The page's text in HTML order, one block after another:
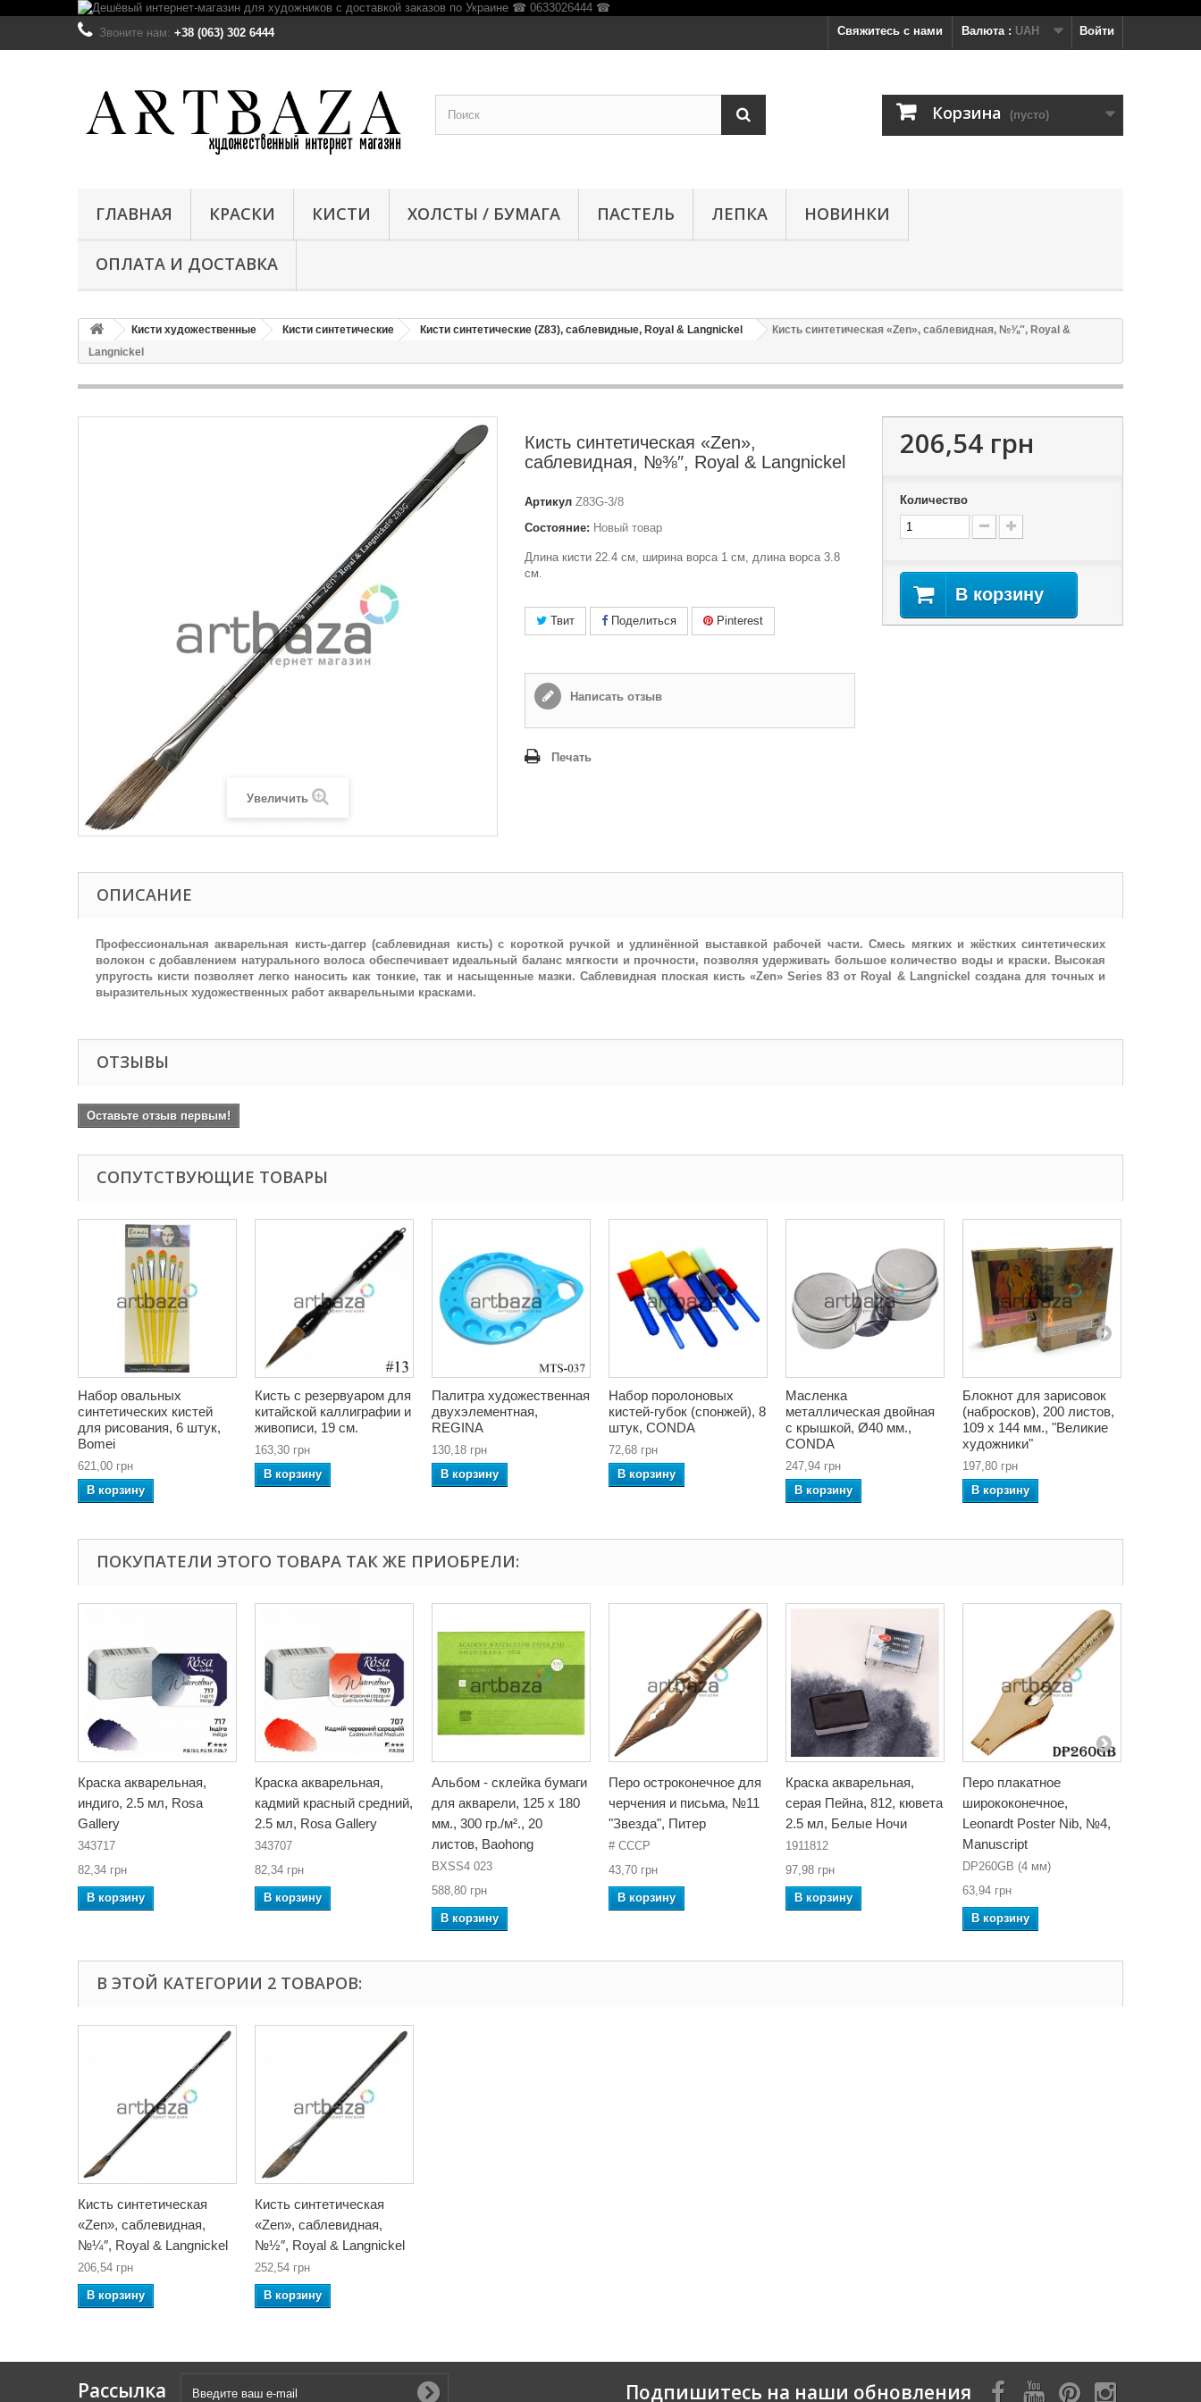
Войти
Валюта : UAH
Свяжитесь с нами
Звоните нам: +38 (063) 302 6444
Корзина (пусто)
ГЛАВНАЯ КРАСКИ КИСТИ ХОЛСТЫ / БУМАГА ПАСТЕЛЬ ЛЕПКА НОВИНКИ
ОПЛАТА И ДОСТАВКА
Кисти художественные Кисти синтетические Кисти синтетические (Z83), саблевидные, Royal & Langnickel
Кисть синтетическая «Zen», саблевидная, №⅜″, Royal &
Langnickel
Увеличить
Кисть синтетическая «Zen»,
саблевидная, №⅜″, Royal & Langnickel
Артикул Z83G-3/8
Состояние: Новый товар
Длина кисти 22.4 см, ширина ворса 1 см, длина ворса 3.8
см.
Твит Поделиться Pinterest
Написать отзыв
Печать
206,54 грн
Количество
В корзину
ОПИСАНИЕ
Профессиональная акварельная кисть-даггер (саблевидная кисть) с короткой ручкой и удлинённой выставкой рабочей части. Смесь мягких и жёстких синтетических
волокон с добавлением натурального волоса обеспечивает идеальный баланс мягкости и прочности, позволяя удерживать большое количество воды и краски. Высокая
упругость кисти позволяет легко наносить как тонкие, так и насыщенные мазки. Саблевидная плоская кисть «Zen» Series 83 от Royal & Langnickel создана для точных и
выразительных художественных работ акварельными красками.
ОТЗЫВЫ
Оставьте отзыв первым!
СОПУТСТВУЮЩИЕ ТОВАРЫ
Набор овальных
синтетических кистей
для рисования, 6 штук,
Bomei
621,00 грн
В корзину
Кисть с резервуаром для
китайской каллиграфии и
живописи, 19 см.
163,30 грн
В корзину
Палитра художественная
двухэлементная,
REGINA
130,18 грн
В корзину
Набор поролоновых
кистей-губок (спонжей), 8
штук, CONDA
72,68 грн
В корзину
Масленка
металлическая двойная
с крышкой, Ø40 мм.,
CONDA
247,94 грн
В корзину
Блокнот для зарисовок
(набросков), 200 листов,
109 х 144 мм., "Великие
художники"
197,80 грн
В корзину
ПОКУПАТЕЛИ ЭТОГО ТОВАРА ТАК ЖЕ ПРИОБРЕЛИ:
Краска акварельная,
индиго, 2.5 мл, Rosa
Gallery
343717
82,34 грн
В корзину
Краска акварельная,
кадмий красный средний,
2.5 мл, Rosa Gallery
343707
82,34 грн
В корзину
Альбом - склейка бумаги
для акварели, 125 x 180
мм., 300 гр./м²., 20
листов, Baohong
BXSS4 023
588,80 грн
В корзину
Перо остроконечное для
черчения и письма, №11
"Звезда", Питер
# СССР
43,70 грн
В корзину
Краска акварельная,
серая Пейна, 812, кювета
2.5 мл, Белые Ночи
1911812
97,98 грн
В корзину
Перо плакатное
ширококонечное,
Leonardt Poster Nib, №4,
Manuscript
DP260GB (4 мм)
63,94 грн
В корзину
В ЭТОЙ КАТЕГОРИИ 2 ТОВАРОВ:
Кисть синтетическая
«Zen», саблевидная,
№¼″, Royal & Langnickel
206,54 грн
В корзину
Кисть синтетическая
«Zen», саблевидная,
№½″, Royal & Langnickel
252,54 грн
В корзину
Рассылка Подпишитесь на наши обновления